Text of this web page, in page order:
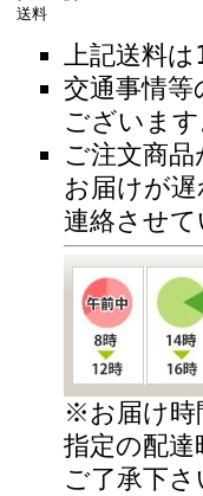
送料
上記送料
交通事情
ございま
ご注文商
お届けが
連絡させ
※お届け時
指定の配
ご了承下さ